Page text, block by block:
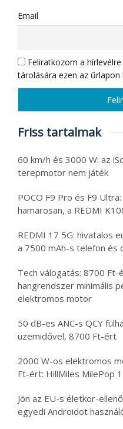
Email
Feliratkozom a
tárolására ezen az űrlapon
Friss tartalmak
60 km/h és 3000 W: az
terepmotor nem játék
POCO F9 Pro és F9
hamarosan, a REDMI
REDMI 17 5G: hivatalos
a 7500 mAh-s telefon és
Tech válogatás: 8700
hangrendszer minimális
elektromos motor
50 dB-es ANC-s QCY
üzemidővel, 8700 Ft-ért
2000 W-os elektromos
Ft-ért: HillMiles MilePop 1
Jön az EU-s életkor-
egyedi Androidot